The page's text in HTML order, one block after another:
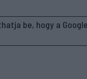
be, hogy a